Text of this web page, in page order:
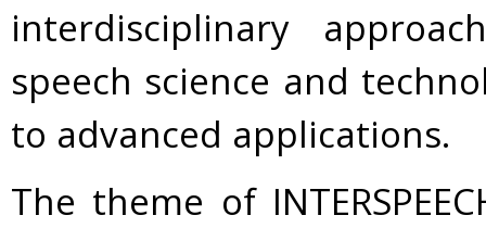
interdisciplinary
speech science and
to advanced applications.
The theme of